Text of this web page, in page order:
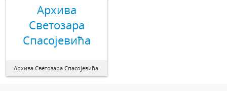
Архива
Светозара
Спасојевића
Архива Светозара Спасојевића